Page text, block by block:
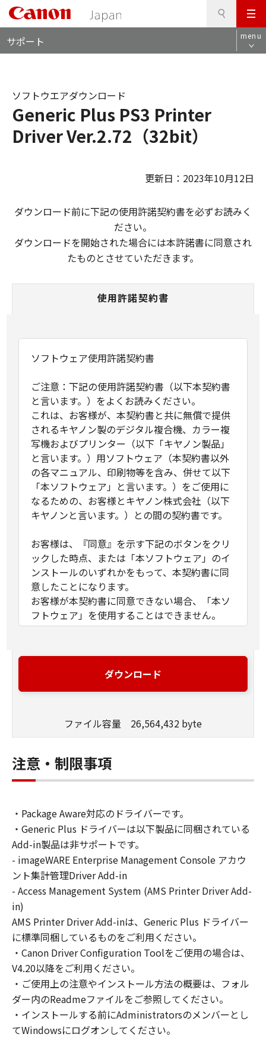
メ
ニ
ュ
サポート menu
Generic Plus PS3 Printer
Driver Ver.2.72（32bit）
ソフトウエアダウンロード
更新日：2023年10月12日
ダウンロード前に下記の使用許諾契約書を必ずお読みく
ださい。
ダウンロードを開始された場合には本許諾書に同意され
たものとさせていただきます。
使用許諾契約書
ソフトウェア使用許諾契約書
ご注意：下記の使用許諾契約書（以下本契約書
と言います。）をよくお読みください。
これは、お客様が、本契約書と共に無償で提供
されるキヤノン製のデジタル複合機、カラー複
写機およびプリンター（以下「キヤノン製品」
と言います。）用ソフトウェア（本契約書以外
の各マニュアル、印刷物等を含み、併せて以下
「本ソフトウェア」と言います。）をご使用に
なるための、お客様とキヤノン株式会社（以下
キヤノンと言います。）との間の契約書です。
お客様は、『同意』を示す下記のボタンをクリ
ックした時点、または「本ソフトウェア」のイ
ンストールのいずれかをもって、本契約書に同
意したことになります。
お客様が本契約書に同意できない場合、「本ソ
フトウェア」を使用することはできません。
(1) キヤノンは、お客様が「キヤノン製品」を利
用する目的のために、「キヤノン製品」に直接
（本契約書においては、「本ソフトウェア」を
ること、またはコンピューターにおいて表示す
ること、アクセスすること、もしくは実行する
ことのいずれも含むものとします。）するため
お客様は、また「指定機器」にネットワークを
通じて接続されたコンピューター上で、かかる
コンピューターの使用者に対して「本ソフトウ
ェア」を使用させることができますが、かかる
コンピューターの使用者に本契約書上の義務お
よび条件を遵守させるとともに、その履行に関
し全責任を負うことを条件とします。
(2) お客様は、上記(1)に基づいて「本ソフトウ
ェア」を使用するためのバックアップとして、
「本ソフトウェア」を１部、複製することがで
きます。
(3) 上記(1)および(2)に定める場合を除き、キヤ
ノンまたはキヤノンのライセンサーのいかなる
知的財産権も、明示たると黙示たるとを問わ
ず、本契約書によってお客様に譲渡あるいは許
諾されるものではありません。
ダウンロード
ファイル容量 26,564,432 byte
注意・制限事項
・Package Aware対応のドライバーです。
・Generic Plus ドライバーは以下製品に同梱されている
Add-in製品は非サポートです。
- imageWARE Enterprise Management Console アカウ
ント集計管理Driver Add-in
- Access Management System (AMS Printer Driver Add-
in)
AMS Printer Driver Add-inは、Generic Plus ドライバー
に標準同梱しているものをご利用ください。
・Canon Driver Configuration Toolをご使用の場合は、
V4.20以降をご利用ください。
・ご使用上の注意やインストール方法の概要は、フォル
ダー内のReadmeファイルをご参照してください。
・インストールする前にAdministratorsのメンバーとし
てWindowsにログオンしてください。